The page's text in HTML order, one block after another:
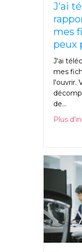
J'ai
mes
peux
J'ai
mes
l'ouvrir.
de...
Plus